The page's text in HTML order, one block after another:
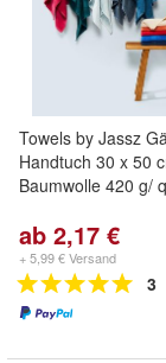
Towels by Jassz
Handtuch 30 x 50
Baumwolle 420 g/
ab 2,17 €
+ 5,99 € Versand
3